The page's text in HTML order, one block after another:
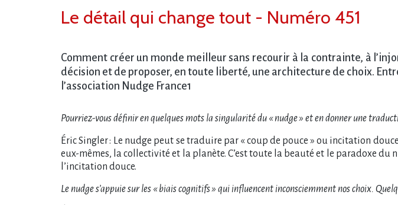
Le détail qui change tout - Numéro 451
Comment créer un monde meilleur sans recourir à la contrainte, à
décision et de proposer, en toute liberté, une architecture de choix.
l’association Nudge France1
Pourriez-vous définir en quelques mots la singularité du « nudge » et en donner une
Éric Singler : Le nudge peut se traduire par « coup de pouce » ou incitation
eux-mêmes, la collectivité et la planète. C’est toute la beauté et le paradoxe du
l’incitation douce.
Le nudge s’appuie sur les « biais cognitifs » qui influencent inconsciemment nos choix.